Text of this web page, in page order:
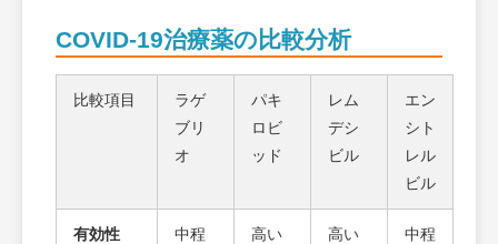
COVID-19治療薬の比較分析
比較項目
ラゲ
ブリ
オ
パキ
ロビ
ッド
レム
デシ
ビル
エン
シト
レル
ビル
有効性
中程
高い
高い
中程